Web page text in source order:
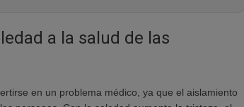
a la salud de las
en un problema médico, ya que el aislamiento